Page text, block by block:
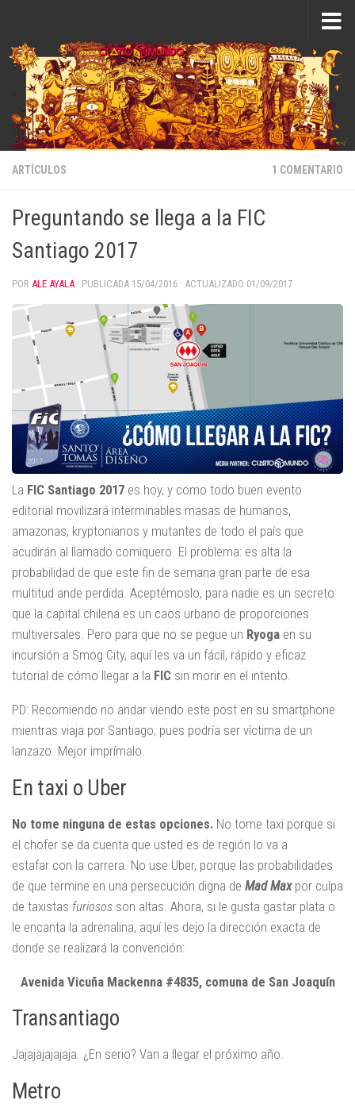
ARTÍCULOS 1 COMENTARIO
Preguntando se llega a la FIC
Santiago 2017
POR ALE AYALA · PUBLICADA 15/04/2016 · ACTUALIZADO 01/09/2017
La FIC Santiago 2017 es hoy, y como todo buen evento
editorial movilizará interminables masas de humanos,
amazonas, kryptonianos y mutantes de todo el país que
acudirán al llamado comiquero. El problema: es alta la
probabilidad de que este fin de semana gran parte de esa
multitud ande perdida. Aceptémoslo, para nadie es un secreto
que la capital chilena es un caos urbano de proporciones
multiversales. Pero para que no se pegue un Ryoga en su
incursión a Smog City, aquí les va un fácil, rápido y eficaz
tutorial de cómo llegar a la FIC sin morir en el intento.
PD: Recomiendo no andar viendo este post en su smartphone
mientras viaja por Santiago, pues podría ser víctima de un
lanzazo. Mejor imprímalo.
En taxi o Uber
No tome ninguna de estas opciones. No tome taxi porque si
el chofer se da cuenta que usted es de región lo va a
estafar con la carrera. No use Uber, porque las probabilidades
de que termine en una persecución digna de Mad Maxpor culpa
de taxistas furiosos son altas. Ahora, si le gusta gastar plata o
le encanta la adrenalina, aquí les dejo la dirección exacta de
donde se realizará la convención:
Avenida Vicuña Mackenna #4835, comuna de San Joaquín
Transantiago
Jajajajajajaja. ¿En serio? Van a llegar el próximo año.
Metro